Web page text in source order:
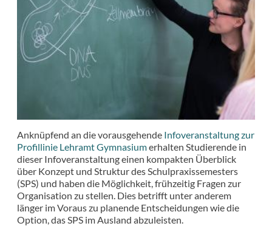
Anknüpfend an die vorausgehende Infoveranstaltung zur
Profillinie Lehramt Gymnasiumerhalten Studierende in
dieser Infoveranstaltung einen kompakten Überblick
über Konzept und Struktur des Schulpraxissemesters
(SPS) und haben die Möglichkeit, frühzeitig Fragen zur
Organisation zu stellen. Dies betrifft unter anderem
länger im Voraus zu planende Entscheidungen wie die
Option, das SPS im Ausland abzuleisten.